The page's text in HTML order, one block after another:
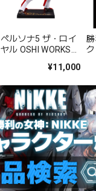
ペルソナ5 ザ・ロイ
ヤル OSHI WORKS
¥11,000